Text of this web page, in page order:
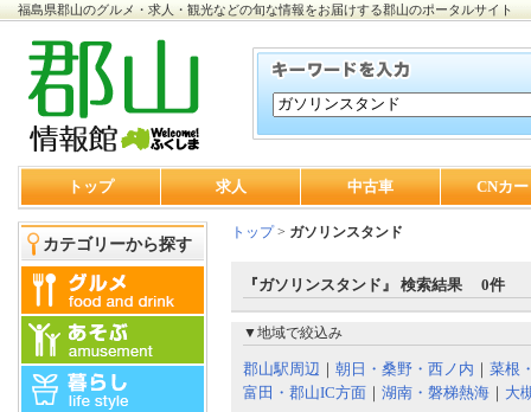
福島県郡山のグルメ・求人・観光などの旬な情報をお届けする郡山のポータルサイト
トップ 求人 中古車 CNカ
カテゴリーから探す
トップ> ガソリンスタンド
『ガソリンスタンド』 検索結果 0件
▼地域で絞込み
郡山駅周辺 ｜ 朝日・桑野・西ノ内 ｜ 菜根
富田・郡山IC方面 ｜ 湖南・磐梯熱海 ｜ 大